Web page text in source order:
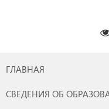
ГЛАВНАЯ
СВЕДЕНИЯ ОБ